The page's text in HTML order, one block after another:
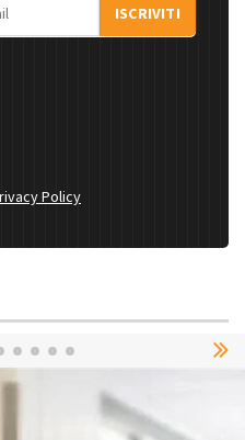
ISCRIVITI
Policy